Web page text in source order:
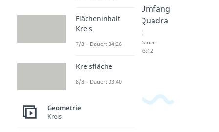
t
Dauer:
nhalt
t
Umfang
Quadra
t
Dauer:
03:12
Flächeninhalt
Kreis
7/8 – Dauer: 04:26
Kreisfläche
8/8 – Dauer: 03:40
Geometrie
Kreis